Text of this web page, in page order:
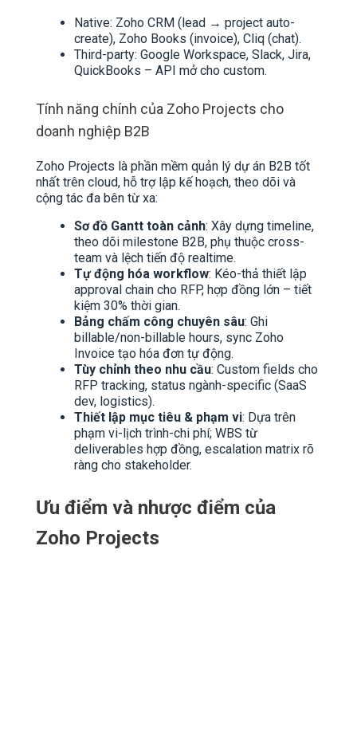
Native: Zoho CRM (lead → project auto-
create), Zoho Books (invoice), Cliq (chat).
Third-party: Google Workspace, Slack, Jira,
QuickBooks – API mở cho custom.​
Tính năng chính của Zoho Projects cho
doanh nghiệp B2B
Zoho Projects là phần mềm quản lý dự án B2B tốt
nhất trên cloud, hỗ trợ lập kế hoạch, theo dõi và
cộng tác đa bên từ xa:
Sơ đồ Gantt toàn cảnh: Xây dựng timeline,
theo dõi milestone B2B, phụ thuộc cross-
team và lệch tiến độ realtime.
Tự động hóa workflow: Kéo-thả thiết lập
approval chain cho RFP, hợp đồng lớn – tiết
kiệm 30% thời gian.
Bảng chấm công chuyên sâu: Ghi
billable/non-billable hours, sync Zoho
Invoice tạo hóa đơn tự động.
Tùy chỉnh theo nhu cầu: Custom fields cho
RFP tracking, status ngành-specific (SaaS
dev, logistics).
Thiết lập mục tiêu & phạm vi: Dựa trên
phạm vi-lịch trình-chi phí; WBS từ
deliverables hợp đồng, escalation matrix rõ
ràng cho stakeholder.
Ưu điểm và nhược điểm của
Zoho Projects